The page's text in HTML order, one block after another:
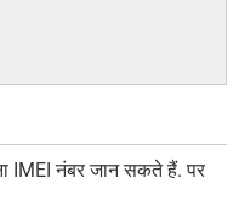
IMEI नंबर जान सकते हैं. पर